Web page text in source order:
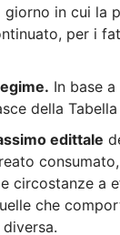
giorno in cui la
per i
In base
della Tabella
edittale
circostanze a
che